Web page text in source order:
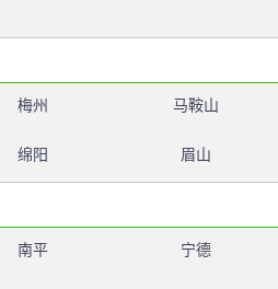
梅州 马鞍山
绵阳 眉山
南平 宁德